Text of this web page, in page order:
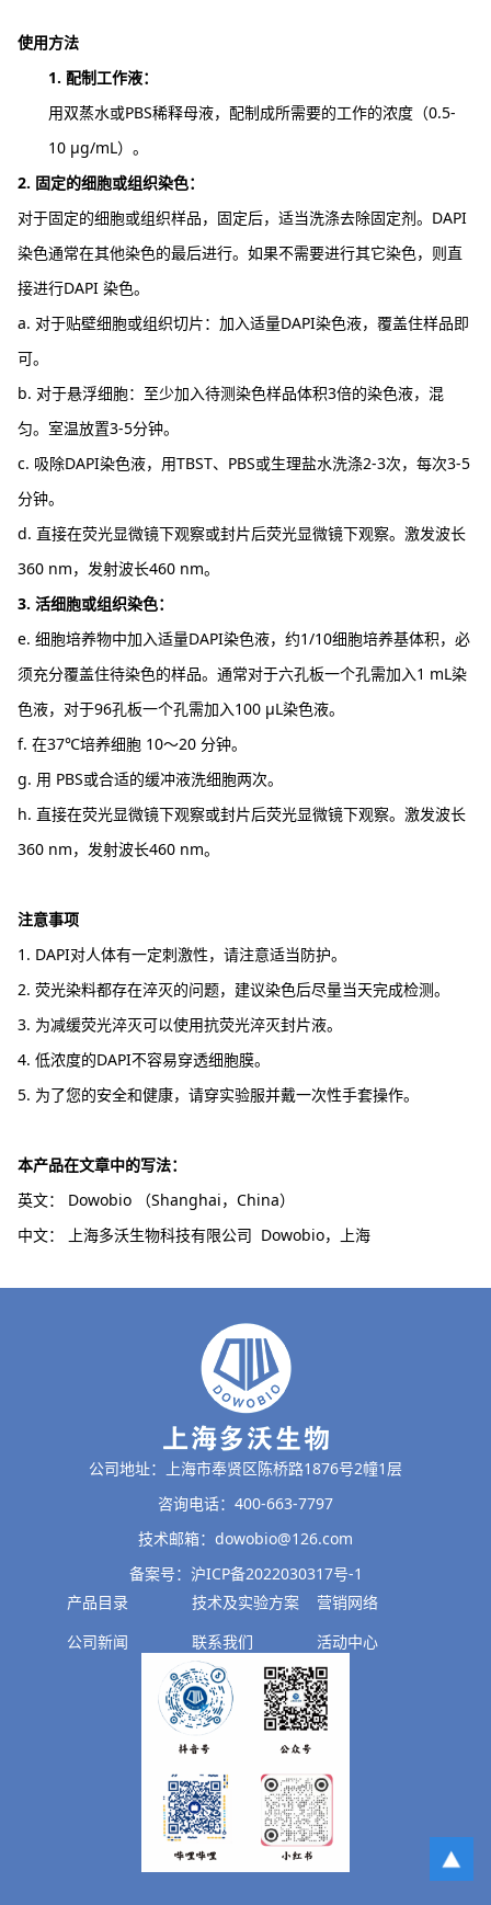
使用方法
1. 配制工作液：
用双蒸水或PBS稀释母液，配制成所需要的工作的浓度（0.5-
10 μg/mL）。
2. 固定的细胞或组织染色：
对于固定的细胞或组织样品，固定后，适当洗涤去除固定剂。DAPI
染色通常在其他染色的最后进行。如果不需要进行其它染色，则直
接进行DAPI 染色。
a. 对于贴壁细胞或组织切片：加入适量DAPI染色液，覆盖住样品即
可。
b. 对于悬浮细胞：至少加入待测染色样品体积3倍的染色液，混
匀。室温放置3-5分钟。
c. 吸除DAPI染色液，用TBST、PBS或生理盐水洗涤2-3次，每次3-5
分钟。
d. 直接在荧光显微镜下观察或封片后荧光显微镜下观察。激发波长
360 nm，发射波长460 nm。
3. 活细胞或组织染色：
e. 细胞培养物中加入适量DAPI染色液，约1/10细胞培养基体积，必
须充分覆盖住待染色的样品。通常对于六孔板一个孔需加入1 mL染
色液，对于96孔板一个孔需加入100 μL染色液。
f. 在37℃培养细胞 10～20 分钟。
g. 用 PBS或合适的缓冲液洗细胞两次。
h. 直接在荧光显微镜下观察或封片后荧光显微镜下观察。激发波长
360 nm，发射波长460 nm。
注意事项
1. DAPI对人体有一定刺激性，请注意适当防护。
2. 荧光染料都存在淬灭的问题，建议染色后尽量当天完成检测。
3. 为减缓荧光淬灭可以使用抗荧光淬灭封片液。
4. 低浓度的DAPI不容易穿透细胞膜。
5. 为了您的安全和健康，请穿实验服并戴一次性手套操作。
本产品在文章中的写法：
英文： Dowobio （Shanghai，China）
中文： 上海多沃生物科技有限公司 Dowobio，上海
公司地址：上海市奉贤区陈桥路1876号2幢1层
咨询电话：400-663-7797
技术邮箱：dowobio@126.com
备案号：沪ICP备2022030317号-1
产品目录
技术及实验方案
营销网络
公司新闻
联系我们 活动中心